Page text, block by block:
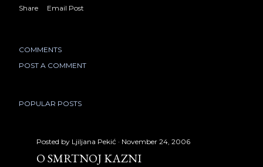
Share Email Post
COMMENTS
POST A COMMENT
POPULAR POSTS
Posted by Ljiljana Pekić November 24, 2006
O SMRTNOJ KAZNI